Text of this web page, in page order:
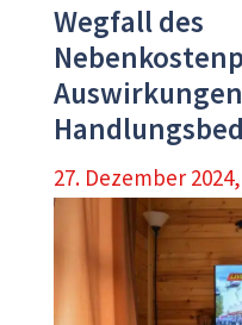
Wegfall des
27. Dezember